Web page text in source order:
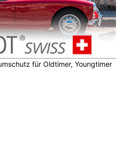
für Oldtimer, Youngtimer